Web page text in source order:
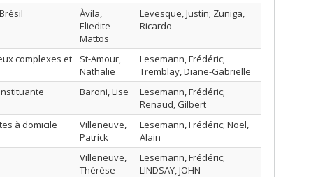
Àvila,
Eliedite
Mattos
Levesque, Justin; Zuniga,
Ricardo
complexes et
St-Amour,
Nathalie
Lesemann, Frédéric;
Tremblay, Diane-Gabrielle
Baroni, Lise
Lesemann, Frédéric;
Renaud, Gilbert
à domicile
Villeneuve,
Patrick
Lesemann, Frédéric; Noël,
Alain
Villeneuve,
Thérèse
Lesemann, Frédéric;
LINDSAY, JOHN